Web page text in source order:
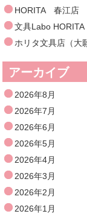
HORITA 春江店
文具Labo HORITA
ホリタ文具店（大
アーカイブ
2026年8月
2026年7月
2026年6月
2026年5月
2026年4月
2026年3月
2026年2月
2026年1月